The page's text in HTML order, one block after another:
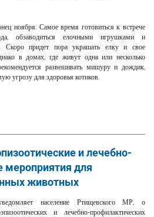
ноября. Самое время готовиться к встрече
обзаводиться елочными игрушками и
Скоро придет пора украшать елку и свое
в домах, где живут одна или несколько
развешивать мишуру и дождик,
угрозу для здоровья котиков.
и лечебно-
мероприятия для
животных
население Ртищевского МР, о
и лечебно-профилактических